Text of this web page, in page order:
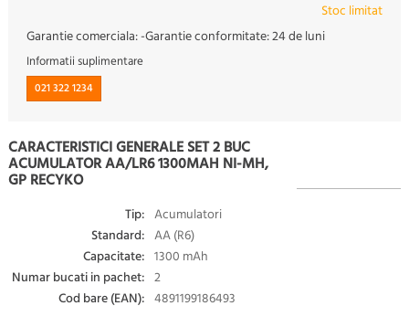
Stoc limitat
Garantie comerciala:-Garantie conformitate:24 de luni
Informatii suplimentare
021 322 1234
CARACTERISTICI GENERALE SET 2 BUC
ACUMULATOR AA/LR6 1300MAH NI-MH,
GP RECYKO
Tip: Acumulatori
Standard: AA (R6)
Capacitate: 1300 mAh
Numar bucati in pachet: 2
Cod bare (EAN): 4891199186493